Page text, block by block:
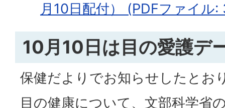
月10日配付） (PDFファイル:
10月10日は目の愛護デ
保健だよりでお知らせしたとお
目の健康について、文部科学省